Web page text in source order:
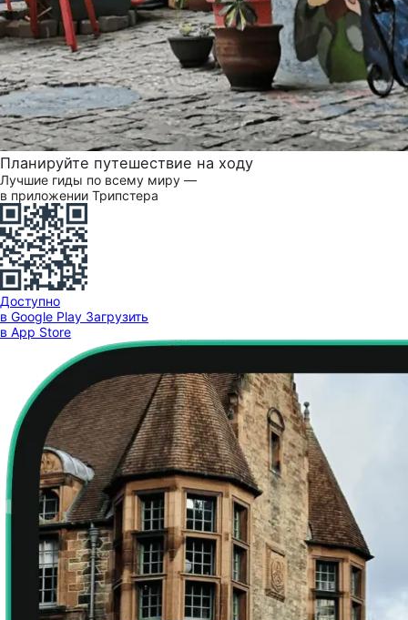
Планируйте путешествие на ходу
Лучшие гиды по всему миру —
в приложении Трипстера
Доступно
в Google Play Загрузить
в App Store